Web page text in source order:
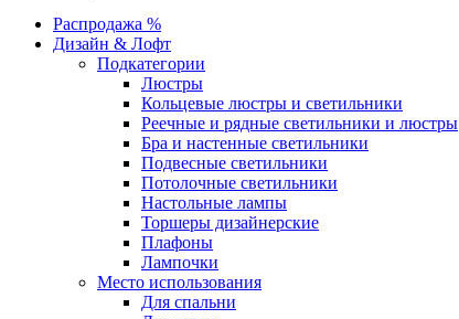
Распродажа %
Дизайн & Лофт
Подкатегории
Люстры
Кольцевые люстры и светильники
Реечные и рядные светильники и люстры
Бра и настенные светильники
Подвесные светильники
Потолочные светильники
Настольные лампы
Торшеры дизайнерские
Плафоны
Лампочки
Место использования
Для спальни